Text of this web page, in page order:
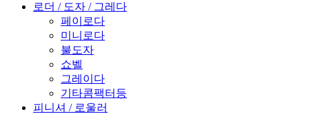
로더 / 도자 / 그레다
페이로다
미니로다
불도자
쇼벨
그레이다
기타콤팩터등
피니셔 / 로울러